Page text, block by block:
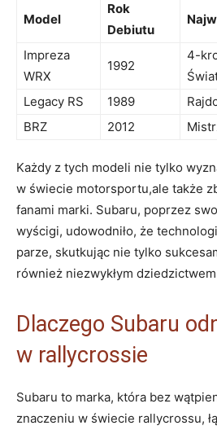
Model
Rok
Debiutu
Impreza
WRX
1992
4-
Legacy RS
1989
BRZ
2012
Każdy z tych modeli nie tylko
w świecie motorsportu,ale także
fanami marki. Subaru, poprzez
wyścigi, udowodniło, że
parze, skutkując nie tylko
również niezwykłym
Dlaczego Subaru
w rallycrossie
Subaru to marka, która bez
znaczeniu w świecie rallycrossu,